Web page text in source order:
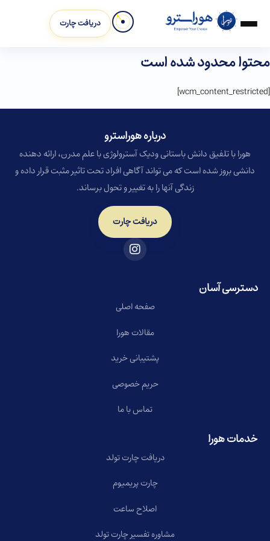
دریافت چارت
محتوا محدود شده است
[wcm_content_restricted]
درباره هوراسترو​
هورا با تلفیق دانش باستانی ودیک آسترولوژی با علم مدرن، ارائه دهنده
دانشی بروز شده است که می تواند آگاهی افراد تحت تاثیر مثبت قرار داده و
زندگی آنها را به تغییر و تحول برساند.
دریافت چارت
دسترسی آسان
صفحه اصلی
مقالات هورا
پشتیبانی خرید
حریم خصوصی
تماس با ما
خدمات هورا
دریافت چارت تولد
چارت پریمیوم
اصلاح ساعت
مشاوره تفسیر چارت تولد